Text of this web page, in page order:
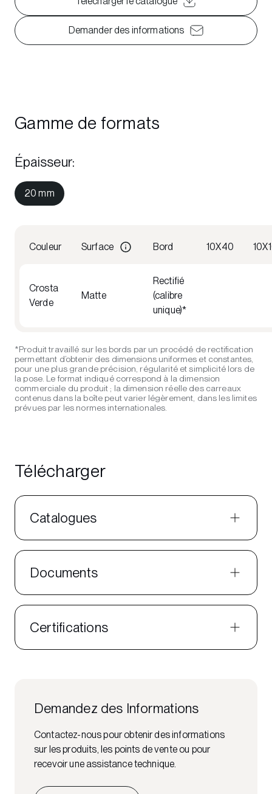
Demander des informations
Gamme de formats
Épaisseur:
20 mm
Couleur Surface Bord 10X40
Crosta
Verde
Matte
Rectifié
(calibre
unique)*
*Produit travaillé sur les bords par un procédé de rectification
permettant d’obtenir des dimensions uniformes et constantes,
pour une plus grande précision, régularité et simplicité lors de
la pose. Le format indiqué correspond à la dimension
commerciale du produit ; la dimension réelle des carreaux
contenus dans la boîte peut varier légèrement, dans les limites
prévues par les normes internationales.
Télécharger
Catalogues
Documents
Certifications
Demandez des Informations
Contactez-nous pour obtenir des informations
sur les produits, les points de vente ou pour
recevoir une assistance technique.